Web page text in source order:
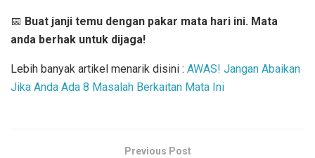
📅 Buat janji temu dengan pakar mata hari ini. Mata
anda berhak untuk dijaga!
Lebih banyak artikel menarik disini : AWAS! Jangan Abaikan
Jika Anda Ada 8 Masalah Berkaitan Mata Ini
Previous Post